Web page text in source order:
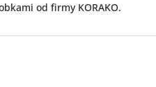
od firmy KORAKO.